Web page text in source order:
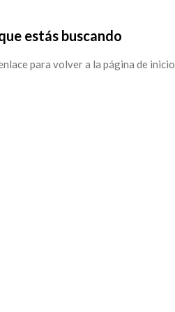
estás buscando
para volver a la página de inicio